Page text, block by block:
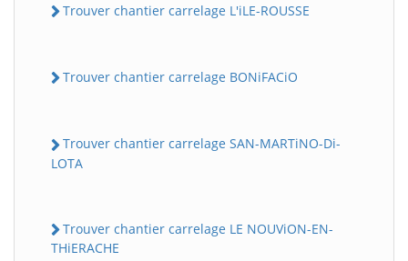
Trouver chantier carrelage L'iLE-ROUSSE
Trouver chantier carrelage BONiFACiO
Trouver chantier carrelage SAN-MARTiNO-Di-
LOTA
Trouver chantier carrelage LE NOUViON-EN-
THiERACHE